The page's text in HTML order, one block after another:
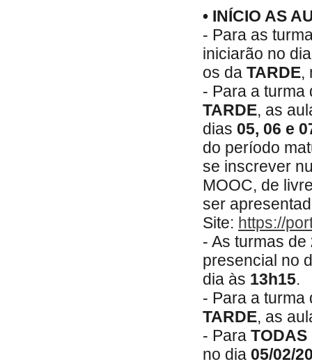
• INÍCIO AS
- Para as
iniciarão no
os da TARDE,
- Para a
TARDE, as
dias 05, 06 e
do período
se inscrever
MOOC, de
ser
Site: https://
- As turmas de
presencial no
dia às 13h15.
- Para a
TARDE, as
- Para TODAS
no dia 05/02/